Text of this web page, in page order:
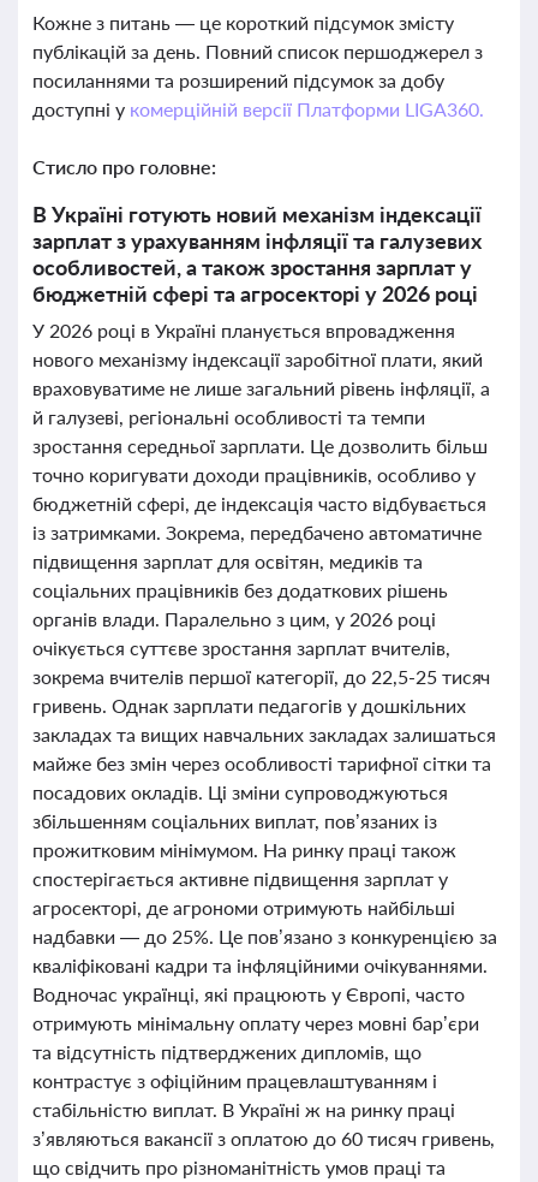
Кожне з питань — це короткий підсумок змісту
публікацій за день. Повний список першоджерел з
посиланнями та розширений підсумок за добу
доступні у комерційній версії Платформи LIGA360.
Стисло про головне:
В Україні готують новий механізм індексації
зарплат з урахуванням інфляції та галузевих
особливостей, а також зростання зарплат у
бюджетній сфері та агросекторі у 2026 році
У 2026 році в Україні планується впровадження
нового механізму індексації заробітної плати, який
враховуватиме не лише загальний рівень інфляції, а
й галузеві, регіональні особливості та темпи
зростання середньої зарплати. Це дозволить більш
точно коригувати доходи працівників, особливо у
бюджетній сфері, де індексація часто відбувається
із затримками. Зокрема, передбачено автоматичне
підвищення зарплат для освітян, медиків та
соціальних працівників без додаткових рішень
органів влади. Паралельно з цим, у 2026 році
очікується суттєве зростання зарплат вчителів,
зокрема вчителів першої категорії, до 22,5-25 тисяч
гривень. Однак зарплати педагогів у дошкільних
закладах та вищих навчальних закладах залишаться
майже без змін через особливості тарифної сітки та
посадових окладів. Ці зміни супроводжуються
збільшенням соціальних виплат, пов’язаних із
прожитковим мінімумом. На ринку праці також
спостерігається активне підвищення зарплат у
агросекторі, де агрономи отримують найбільші
надбавки — до 25%. Це пов’язано з конкуренцією за
кваліфіковані кадри та інфляційними очікуваннями.
Водночас українці, які працюють у Європі, часто
отримують мінімальну оплату через мовні бар’єри
та відсутність підтверджених дипломів, що
контрастує з офіційним працевлаштуванням і
стабільністю виплат. В Україні ж на ринку праці
з’являються вакансії з оплатою до 60 тисяч гривень,
що свідчить про різноманітність умов праці та